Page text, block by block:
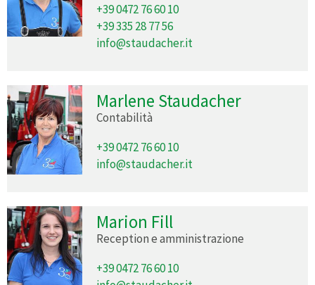
+39 0472 76 60 10
+39 335 28 77 56
info@staudacher.it
Marlene Staudacher
Contabilità
+39 0472 76 60 10
info@staudacher.it
Marion Fill
Reception e amministrazione
+39 0472 76 60 10